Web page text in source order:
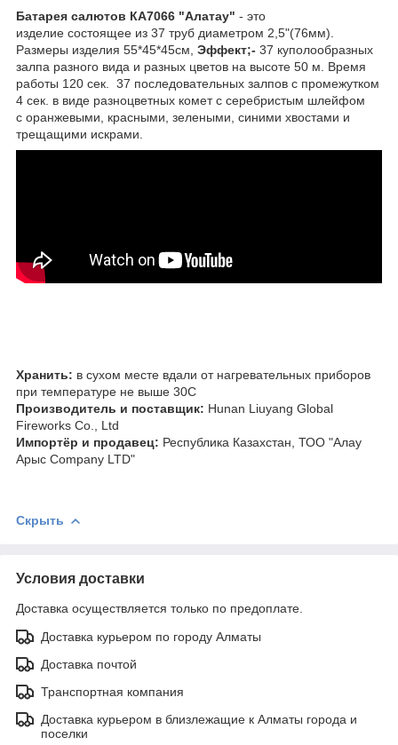
Батарея салютов КА7066 "Алатау" - это
изделие состоящее из 37 труб диаметром 2,5"(76мм).
Размеры изделия 55*45*45см, Эффект;- 37 куполообразных
залпа разного вида и разных цветов на высоте 50 м. Время
работы 120 сек. 37 последовательных залпов с промежутком
4 сек. в виде разноцветных комет с серебристым шлейфом
с оранжевыми, красными, зелеными, синими хвостами и
трещащими искрами.
Хранить: в сухом месте вдали от нагревательных приборов
при температуре не выше 30С
Производитель и поставщик: Hunan Liuyang Global
Fireworks Co., Ltd
Импортёр и продавец: Республика Казахстан, ТОО "Алау
Арыс Company LTD"
Скрыть
Условия доставки
Доставка осуществляется только по предоплате.
Доставка курьером по городу Алматы
Доставка почтой
Транспортная компания
Доставка курьером в близлежащие к Алматы города и
поселки